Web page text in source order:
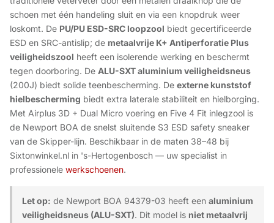
schoen met één handeling sluit en via een knopdruk weer
loskomt. De PU/PU ESD-SRC loopzool biedt gecertificeerde
ESD en SRC-antislip; de metaalvrije K+ Antiperforatie Plus
veiligheidszool heeft een isolerende werking en beschermt
tegen doorboring. De ALU-SXT aluminium veiligheidsneus
(200J) biedt solide teenbescherming. De externe kunststof
hielbescherming biedt extra laterale stabiliteit en hielborging.
Met Airplus 3D + Dual Micro voering en Five 4 Fit inlegzool is
de Newport BOA de snelst sluitende S3 ESD safety sneaker
van de Skipper-lijn. Beschikbaar in de maten 38–48 bij
Sixtonwinkel.nl in 's-Hertogenbosch — uw specialist in
professionele werkschoenen.
Let op: de Newport BOA 94379-03 heeft een aluminium
veiligheidsneus (ALU-SXT). Dit model is niet metaalvrij